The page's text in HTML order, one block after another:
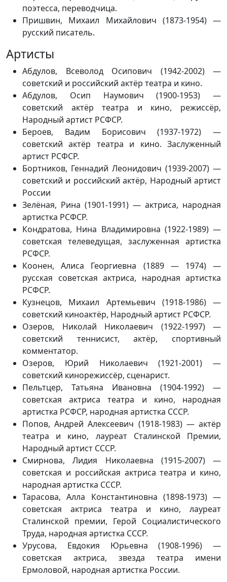
поэтесса, переводчица.
Пришвин, Михаил Михайлович (1873-1954) —
русский писатель.
Артисты
Абдулов, Всеволод Осипович (1942-2002) —
советский и российский актёр театра и кино.
Абдулов, Осип Наумович (1900-1953) —
советский актёр театра и кино, режиссёр,
Народный артист РСФСР.
Бероев, Вадим Борисович (1937-1972) —
советский актёр театра и кино. Заслуженный
артист РСФСР.
Бортников, Геннадий Леонидович (1939-2007) —
советский и российский актёр, Народный артист
России
Зелёная, Рина (1901-1991) — актриса, народная
артистка РСФСР.
Кондратова, Нина Владимировна (1922-1989) —
советская телеведущая, заслуженная артистка
РСФСР.
Коонен, Алиса Георгиевна (1889 — 1974) —
русская советская актриса, народная артистка
РСФСР.
Кузнецов, Михаил Артемьевич (1918-1986) —
советский киноактёр, Народный артист РСФСР.
Озеров, Николай Николаевич (1922-1997) —
советский теннисист, актёр, спортивный
комментатор.
Озеров, Юрий Николаевич (1921-2001) —
советский кинорежиссёр, сценарист.
Пельтцер, Татьяна Ивановна (1904-1992) —
советская актриса театра и кино, народная
артистка РСФСР, народная артистка СССР.
Попов, Андрей Алексеевич (1918-1983) — актёр
театра и кино, лауреат Сталинской Премии,
Народный артист СССР.
Смирнова, Лидия Николаевна (1915-2007) —
советская и российская актриса театра и кино,
народная артистка СССР.
Тарасова, Алла Константиновна (1898-1973) —
советская актриса театра и кино, лауреат
Сталинской премии, Герой Социалистического
Труда, народная артистка СССР.
Урусова, Евдокия Юрьевна (1908-1996) —
советская актриса, звезда театра имени
Ермоловой, народная артистка России.